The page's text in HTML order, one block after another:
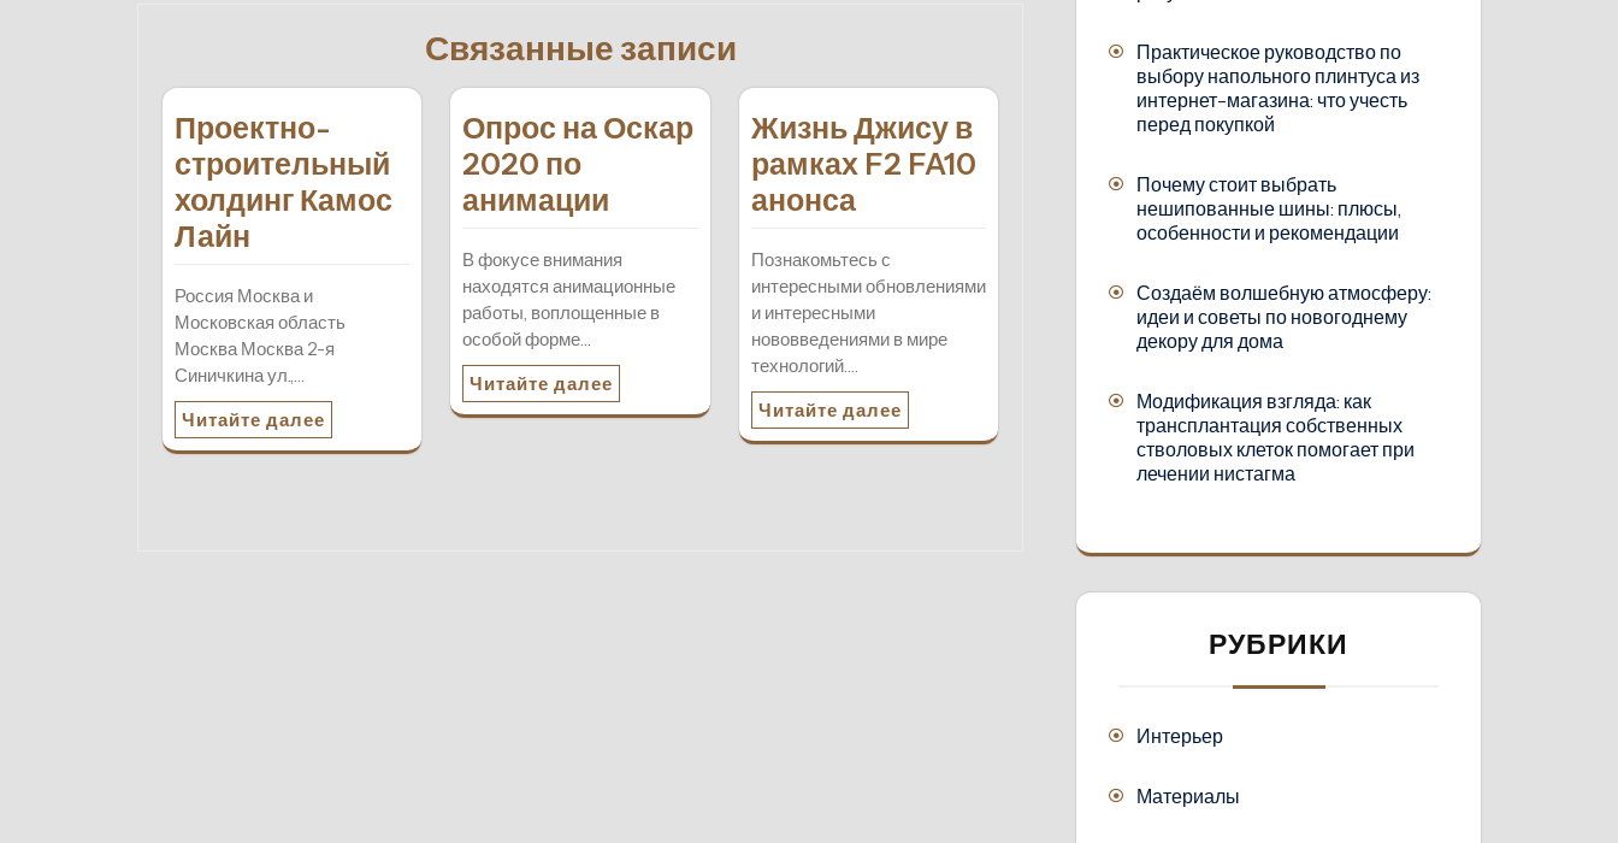
Связанные записи
Проектно-
строительный
холдинг Камос
Лайн
Россия Москва и
Московская область
Москва Москва 2-я
Синичкина ул.,…
Читайте далее
Опрос на Оскар
2020 по
анимации
В фокусе внимания
находятся анимационные
работы, воплощенные в
особой форме…
Читайте далее
Жизнь Джису в
рамках F2 FA10
анонса
Познакомьтесь с
интересными обновлениями
и интересными
нововведениями в мире
технологий.…
Читайте далее
Практическое руководство по
выбору напольного плинтуса из
интернет-магазина: что учесть
перед покупкой
Почему стоит выбрать
нешипованные шины: плюсы,
особенности и рекомендации
Создаём волшебную атмосферу:
идеи и советы по новогоднему
декору для дома
Модификация взгляда: как
трансплантация собственных
стволовых клеток помогает при
лечении нистагма
РУБРИКИ
Интерьер
Материалы